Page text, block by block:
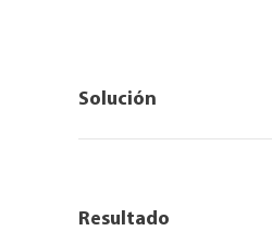
Solución
Resultado